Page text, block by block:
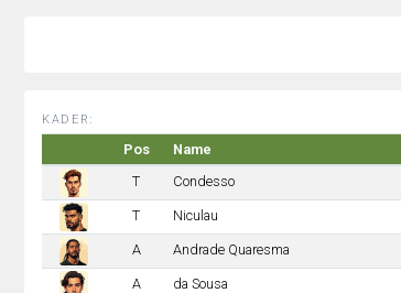
KADER:
Pos Name
T
Condesso
T Niculau
A Andrade Quaresma
A da Sousa